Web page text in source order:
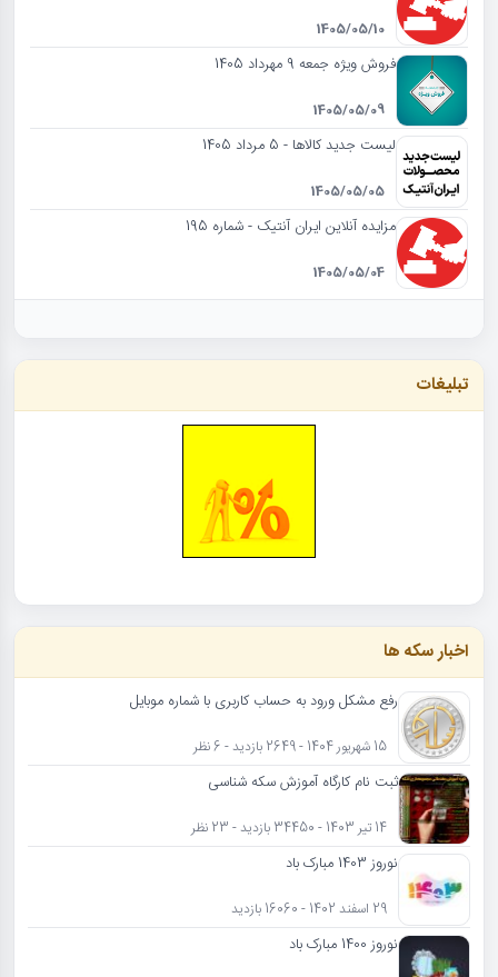
1405/05/10
فروش ویژه جمعه 9 مهرداد 1405
1405/05/09
لیست جدید کالاها - 5 مرداد 1405
1405/05/05
مزایده آنلاین ایران آنتیک - شماره 195
1405/05/04
تبلیغات
اخبار سکه ها
رفع مشکل ورود به حساب کاربری با شماره موبایل
15 شهریور 1404 - 2649 بازدید - 6 نظر
ثبت نام کارگاه آموزش سکه شناسی
14 تیر 1403 - 34450 بازدید - 23 نظر
نوروز 1403 مبارک باد
29 اسفند 1402 - 16060 بازدید
نوروز 1400 مبارک باد